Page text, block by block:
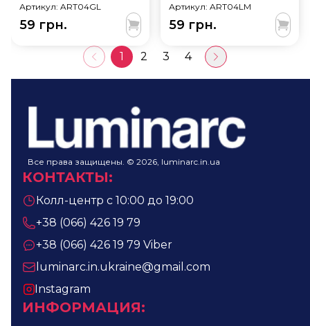
Артикул: ART04GL
59 грн.
ART04LM
Артикул: ART04LM
59 грн.
1 2 3 4
Все права защищены. © 2026, luminarc.in.ua
КОНТАКТЫ:
Колл-центр с 10:00 до 19:00
+38 (066) 426 19 79
+38 (066) 426 19 79 Viber
luminarc.in.ukraine@gmail.com
Instagram
ИНФОРМАЦИЯ: